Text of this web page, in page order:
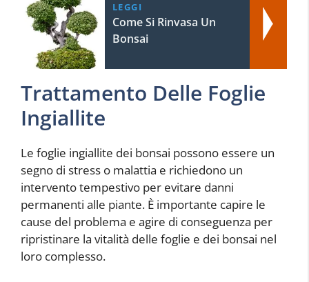
LEGGI
Come Si Rinvasa Un
Bonsai
Trattamento Delle Foglie
Ingiallite
Le foglie ingiallite dei bonsai possono essere un
segno di stress o malattia e richiedono un
intervento tempestivo per evitare danni
permanenti alle piante. È importante capire le
cause del problema e agire di conseguenza per
ripristinare la vitalità delle foglie e dei bonsai nel
loro complesso.